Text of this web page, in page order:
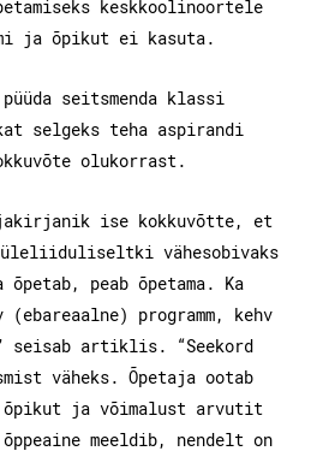
keskkoolinoortele
ja õpikut ei kasuta.
seitsmenda klassi
selgeks teha aspirandi
olukorrast.
ise kokkuvõtte, et
vähesobivaks
peab õpetama. Ka
programm, kehv
artiklis. “Seekord
väheks. Õpetaja ootab
ja võimalust arvutit
meeldib, nendelt on